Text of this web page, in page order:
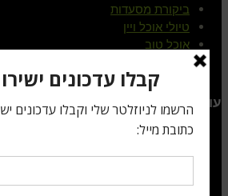
ביקורת מסעדות
טיולי אוכל ויין
אוכל טוב
עודכן לאחרונה
יין המלכים שקם לתחייה מהריסות